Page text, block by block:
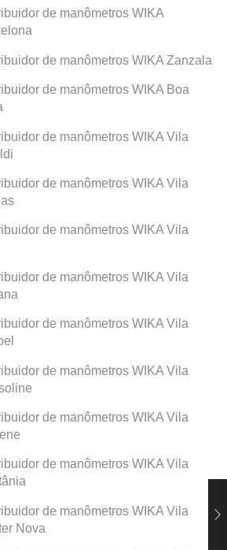
de manômetros WIKA
de manômetros WIKA Zanzala
de manômetros WIKA Boa
de manômetros WIKA Vila
de manômetros WIKA Vila
de manômetros WIKA Vila
de manômetros WIKA Vila
de manômetros WIKA Vila
de manômetros WIKA Vila
de manômetros WIKA Vila
de manômetros WIKA Vila
de manômetros WIKA Vila
Nova